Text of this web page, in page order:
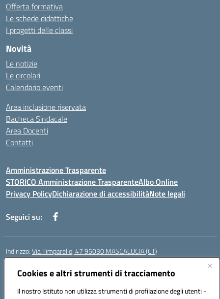
Cookies e altri strumenti di tracciamento
Il nostro Istituto non utilizza strumenti di profilazione degli utenti -
Offerta formativa
Le schede didattiche
I progetti delle classi
Novità
Le notizie
Le circolari
Calendario eventi
Area inclusione riservata
Bacheca Sindacale
Area Docenti
Contatti
Amministrazione Trasparente
STORICO Amministrazione TrasparenteAlbo Online
Privacy PolicyDichiarazione di accessibilitàNote legali
Seguici su:
Indirizzo:Via Timparello, 47 95030 MASCALUCIA (CT)
Centralino:
Posta elettronica certificata (PEC):ctic8bc002@pec.istruzione.it
Codice fiscale: 93238350875